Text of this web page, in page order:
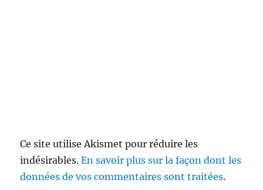
Ce site utilise Akismet pour réduire les
indésirables.En savoir plus sur la façon dont les
données de vos commentaires sont traitées.